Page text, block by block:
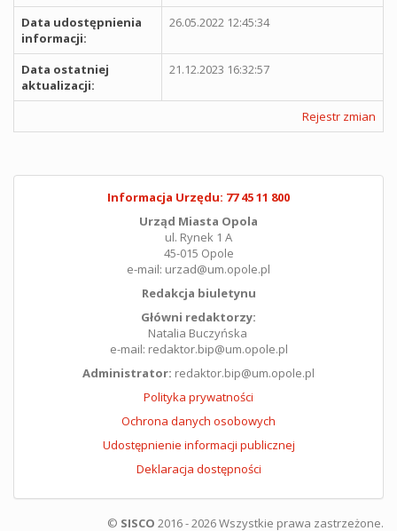
Data udostępnienia
informacji:
26.05.2022 12:45:34
Data ostatniej
aktualizacji:
21.12.2023 16:32:57
Rejestr zmian
Informacja Urzędu: 77 45 11 800
Urząd Miasta Opola
ul. Rynek 1 A
45-015 Opole
e-mail: urzad@um.opole.pl
Redakcja biuletynu
Główni redaktorzy:
Natalia Buczyńska
e-mail: redaktor.bip@um.opole.pl
Administrator: redaktor.bip@um.opole.pl
Polityka prywatności
Ochrona danych osobowych
Udostępnienie informacji publicznej
Deklaracja dostępności
© SISCO 2016 - 2026 Wszystkie prawa zastrzeżone.